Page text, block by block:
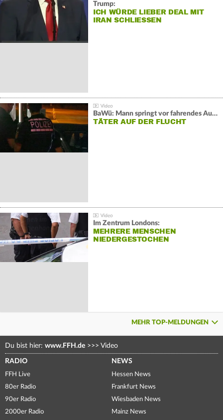
Trump:
ICH WÜRDE LIEBER DEAL MIT
IRAN SCHLIESSEN
BaWü: Mann springt vor fahrendes Auto und schießt
TÄTER AUF DER FLUCHT
Im Zentrum Londons:
MEHRERE MENSCHEN
NIEDERGESTOCHEN
MEHR TOP-MELDUNGEN
Du bist hier: www.FFH.de >>> Video
RADIO
FFH Live
80er Radio
90er Radio
2000er Radio
NEWS
Hessen News
Frankfurt News
Wiesbaden News
Mainz News